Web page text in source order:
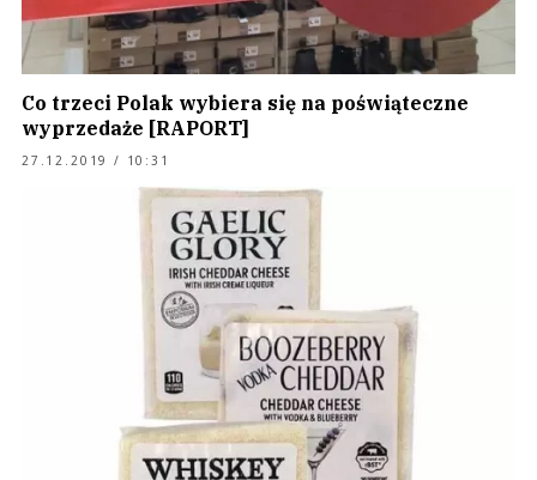
Co trzeci Polak wybiera się na poświąteczne
wyprzedaże [RAPORT]
27.12.2019 / 10:31